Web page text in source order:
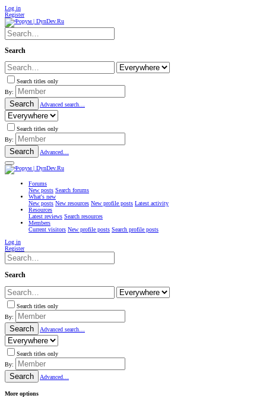
Log in
Register
Search
Search titles only
By:
Search Advanced search…
Search titles only
By:
Search Advanced…
Forums
New posts Search forums
What's new
New posts New resources New profile posts Latest activity
Resources
Latest reviews Search resources
Members
Current visitors New profile posts Search profile posts
Log in
Register
Search
Search titles only
By:
Search Advanced search…
Search titles only
By:
Search Advanced…
More options